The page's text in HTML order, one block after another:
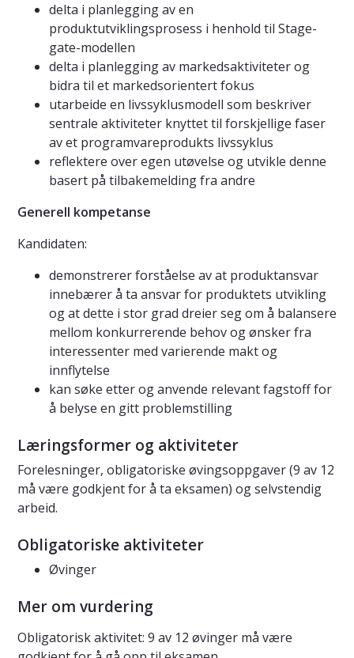
delta i planlegging av en
produktutviklingsprosess i henhold til Stage-
gate-modellen
delta i planlegging av markedsaktiviteter og
bidra til et markedsorientert fokus
utarbeide en livssyklusmodell som beskriver
sentrale aktiviteter knyttet til forskjellige faser
av et programvareprodukts livssyklus
reflektere over egen utøvelse og utvikle denne
basert på tilbakemelding fra andre
Generell kompetanse
Kandidaten:
demonstrerer forståelse av at produktansvar
innebærer å ta ansvar for produktets utvikling
og at dette i stor grad dreier seg om å balansere
mellom konkurrerende behov og ønsker fra
interessenter med varierende makt og
innflytelse
kan søke etter og anvende relevant fagstoff for
å belyse en gitt problemstilling
Læringsformer og aktiviteter
Forelesninger, obligatoriske øvingsoppgaver (9 av 12
må være godkjent for å ta eksamen) og selvstendig
arbeid.
Obligatoriske aktiviteter
Øvinger
Mer om vurdering
Obligatorisk aktivitet: 9 av 12 øvinger må være